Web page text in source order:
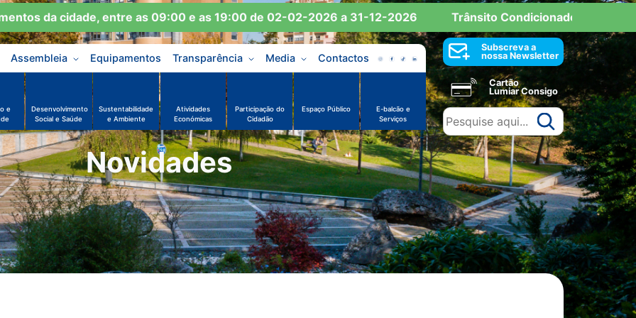
da cidade, entre as 09:00 e as 19:00 de 02-02-2026 a 31-12-2026 Trânsito Condicionado: Reserva de
Assembleia Equipamentos Transparência Media Contactos
e
Desenvolvimento
Social e Saúde
Sustentabilidade
e Ambiente
Atividades
Económicas
Participação do
Cidadão
Espaço Público
E-balcão e
Serviços
Subscreva a
nossa Newsletter
Cartão
Lumiar Consigo
Novidades